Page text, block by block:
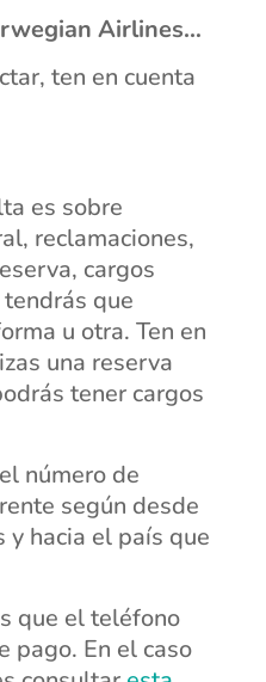
Airlines…
ten en cuenta
es sobre
reclamaciones,
cargos
que
u otra. Ten en
una reserva
tener cargos
número de
según desde
hacia el país que
que el teléfono
pago. En el caso